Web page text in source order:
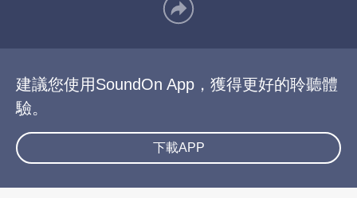
建議您使用SoundOn App，獲得更好的聆聽體
驗。
下載APP